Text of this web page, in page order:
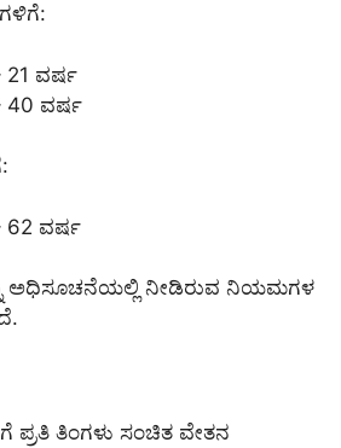
21 ವರ್ಷ
40 ವರ್ಷ
62 ವರ್ಷ
ಅಧಿಸೂಚನೆಯಲ್ಲಿ ನೀಡಿರುವ ನಿಯಮಗಳ
ತಿಂಗಳು ಸಂಚಿತ ವೇತನ